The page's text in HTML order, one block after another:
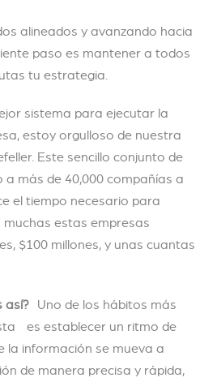
alineados y avanzando hacia
paso es mantener a todos
tu estrategia.
sistema para ejecutar la
estoy orgulloso de nuestra
Este sencillo conjunto de
más de 40,000 compañías a
el tiempo necesario para
estas empresas
$100 millones, y unas cuantas
así? Uno de los hábitos más
es establecer un ritmo de
la información se mueva a
de manera precisa y rápida,